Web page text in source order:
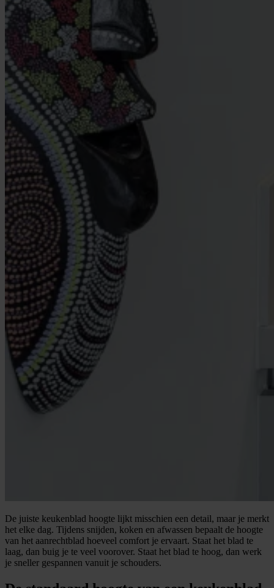
De juiste keukenblad hoogte lijkt misschien een detail, maar je merkt
het elke dag. Tijdens snijden, koken en afwassen bepaalt de hoogte
van het aanrechtblad hoeveel comfort je ervaart. Staat het blad te
laag, dan buig je te veel voorover. Staat het blad te hoog, dan werk
je sneller gespannen vanuit je schouders.